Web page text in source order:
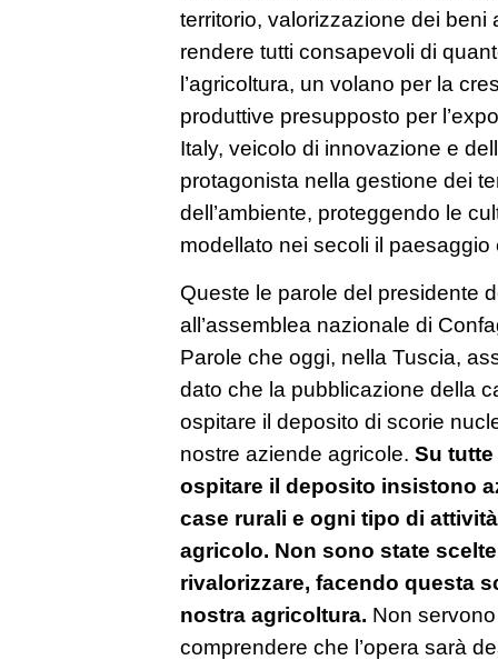
territorio, valorizzazione dei beni
rendere tutti consapevoli di
l’agricoltura, un volano per la
produttive presupposto per
Italy, veicolo di innovazione e
protagonista nella gestione dei
dell’ambiente, proteggendo le
modellato nei secoli il paesaggio
Queste le parole del presidente
all’assemblea nazionale di
Parole che oggi, nella Tuscia,
dato che la pubblicazione della
ospitare il deposito di scorie
nostre aziende agricole. Su
ospitare il deposito insistono
case rurali e ogni tipo di
agricolo. Non sono state
rivalorizzare, facendo questa
nostra agricoltura. Non
comprendere che l’opera sarà